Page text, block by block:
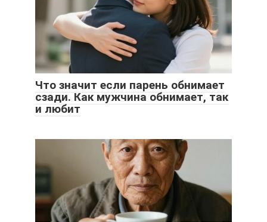
Что значит если парень обнимает
сзади. Как мужчина обнимает, так
и любит